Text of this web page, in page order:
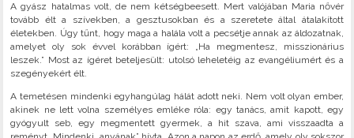
A gyász hatalmas volt, de nem kétségbeesett. Mert valójában Maria nővér
tovább élt a szívekben, a gesztusokban és a szeretete által átalakított
életekben. Úgy tűnt, hogy maga a halála volt a pecsétje annak az áldozatnak,
amelyet oly sok évvel korábban ígért: „Ha megmentesz, misszionárius
leszek.” Most az ígéret beteljesült: utolsó leheletéig az evangéliumért és a
szegényekért élt.
A temetésen mindenki egyhangúlag hálát adott neki. Nem volt olyan ember,
akinek ne lett volna személyes emléke róla: egy tanács, amit kapott, egy
gyógyult seb, egy megmentett gyermek, a hit szava, ami visszaadta a